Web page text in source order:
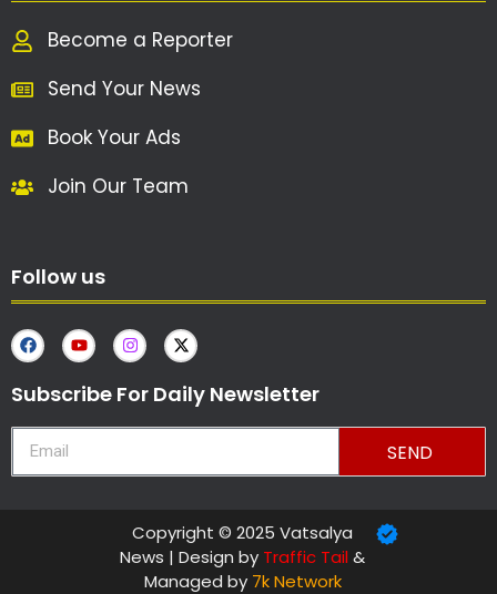
Become a Reporter
Send Your News
Book Your Ads
Join Our Team
Follow us
Subscribe For Daily Newsletter
SEND
Copyright © 2025 Vatsalya
News | Design by Traffic Tail&
Managed by 7k Network